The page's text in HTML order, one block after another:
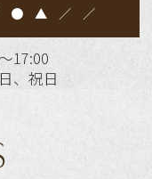
● ▲ ／ ／
17:00
、祝日